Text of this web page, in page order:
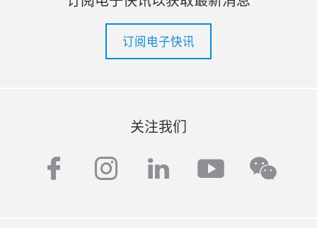
订阅电子快讯
关注我们
facebook
instagram
linkedinyoutube